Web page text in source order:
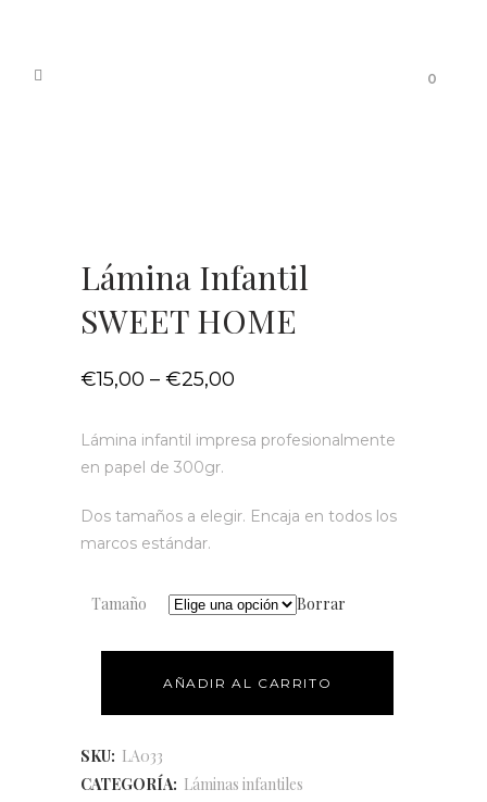
0
Lámina Infantil
SWEET HOME
€15,00 – €25,00
Lámina infantil impresa profesionalmente
en papel de 300gr.
Dos tamaños a elegir. Encaja en todos los
marcos estándar.
Tamaño Borrar
AÑADIR AL CARRITO
SKU: LA033
CATEGORÍA: Láminas infantiles